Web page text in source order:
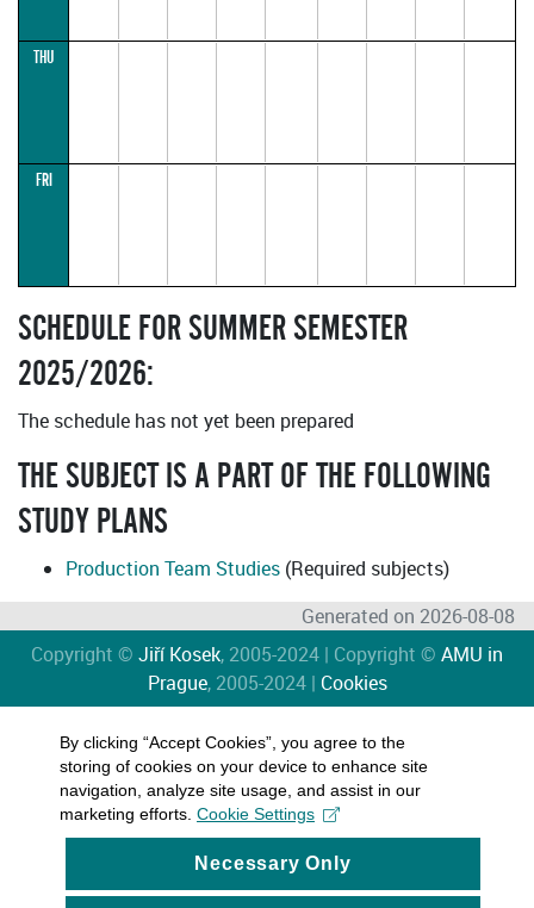
THU
FRI
SCHEDULE FOR SUMMER SEMESTER
2025/2026:
The schedule has not yet been prepared
THE SUBJECT IS A PART OF THE FOLLOWING
STUDY PLANS
Production Team Studies (Required subjects)
Generated on 2026-08-08
Copyright © Jiří Kosek, 2005-2024 | Copyright © AMU in
Prague, 2005-2024 | Cookies
By clicking “Accept Cookies”, you agree to the
storing of cookies on your device to enhance site
navigation, analyze site usage, and assist in our
marketing efforts. Cookie Settings
Necessary Only